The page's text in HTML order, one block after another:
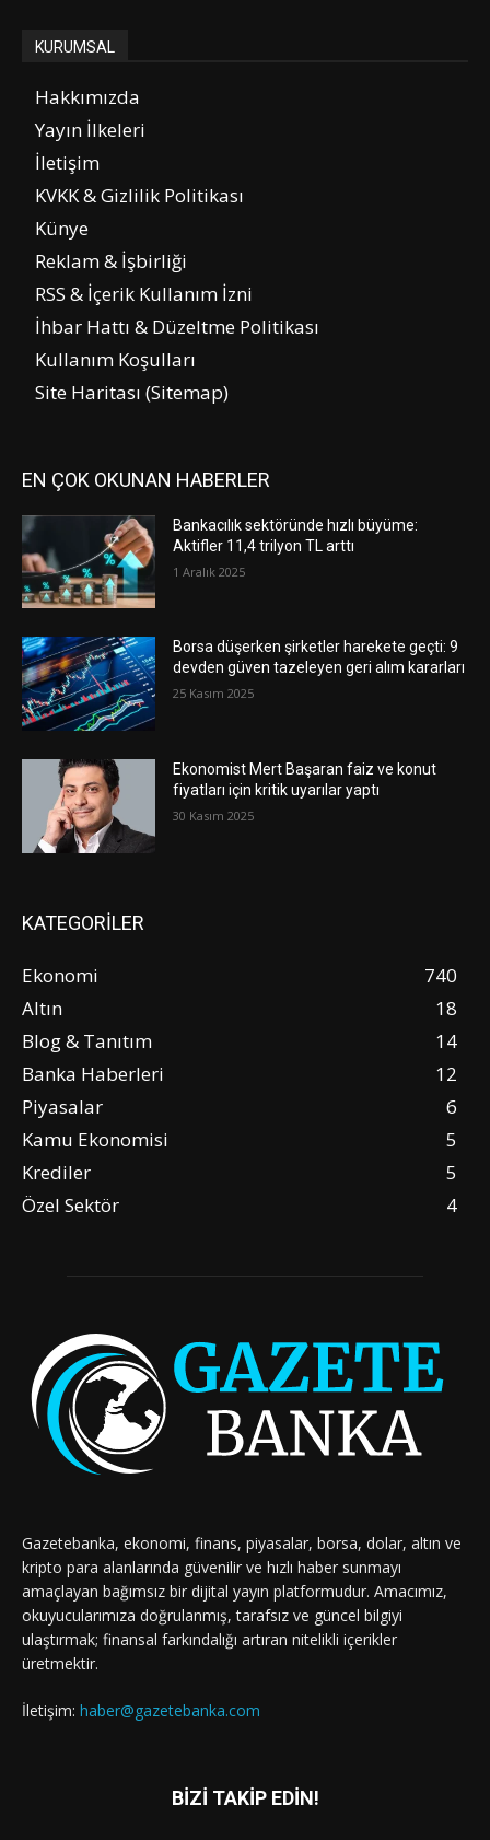
KURUMSAL
Hakkımızda
Yayın İlkeleri
İletişim
KVKK & Gizlilik Politikası
Künye
Reklam & İşbirliği
RSS & İçerik Kullanım İzni
İhbar Hattı & Düzeltme Politikası
Kullanım Koşulları
Site Haritası (Sitemap)
EN ÇOK OKUNAN HABERLER
Bankacılık sektöründe hızlı büyüme:
Aktifler 11,4 trilyon TL arttı
1 Aralık 2025
Borsa düşerken şirketler harekete geçti: 9
devden güven tazeleyen geri alım kararları
25 Kasım 2025
Ekonomist Mert Başaran faiz ve konut
fiyatları için kritik uyarılar yaptı
30 Kasım 2025
KATEGORİLER
Ekonomi
740
Altın
18
Blog & Tanıtım
14
Banka Haberleri
12
Piyasalar
6
Kamu Ekonomisi
5
Krediler
5
Özel Sektör
4
Gazetebanka, ekonomi, finans, piyasalar, borsa, dolar, altın ve
kripto para alanlarında güvenilir ve hızlı haber sunmayı
amaçlayan bağımsız bir dijital yayın platformudur. Amacımız,
okuyucularımıza doğrulanmış, tarafsız ve güncel bilgiyi
ulaştırmak; finansal farkındalığı artıran nitelikli içerikler
üretmektir.
İletişim: haber@gazetebanka.com
BİZİ TAKİP EDİN!